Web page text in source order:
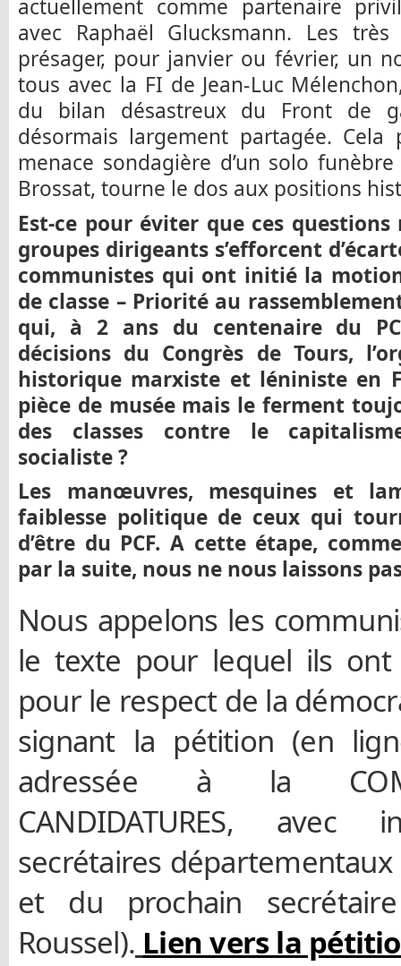
actuellement comme partenaire
avec Raphaël Glucksmann. Les
présager, pour janvier ou février, un
tous avec la FI de Jean-Luc
du bilan désastreux du Front de
désormais largement partagée.
menace sondagière d’un solo
Brossat, tourne le dos aux positions
Est-ce pour éviter que ces questions
groupes dirigeants s’efforcent
communistes qui ont initié la
de classe – Priorité au
qui, à 2 ans du centenaire du
décisions du Congrès de Tours,
historique marxiste et léniniste en
pièce de musée mais le ferment
des classes contre le
socialiste ?
Les manœuvres, mesquines et
faiblesse politique de ceux qui
d’être du PCF. A cette étape,
par la suite, nous ne nous laissons
Nous appelons les
le texte pour lequel ils
pour le respect de la
signant la pétition (en
adressée à la
CANDIDATURES, avec
secrétaires
et du prochain
Roussel). Lien vers la